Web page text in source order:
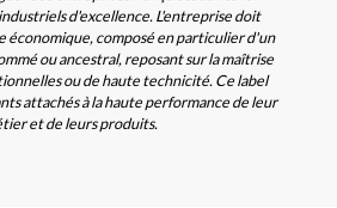
d'excellence. L'entreprise doit
économique, composé en particulier d'un
ou ancestral, reposant sur la maîtrise
ou de haute technicité. Ce label
attachés à la haute performance de leur
et de leurs produits.